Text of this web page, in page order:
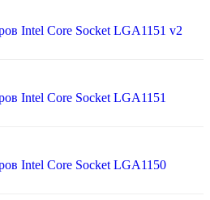
Intel Core Socket LGA1151 v2
Intel Core Socket LGA1151
Intel Core Socket LGA1150